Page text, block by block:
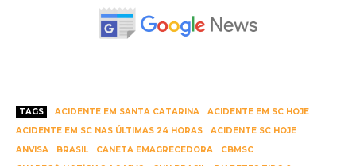
TAGS ACIDENTE EM SANTA CATARINA
ACIDENTE EM SC HOJE
ACIDENTE EM SC NAS ÚLTIMAS 24 HORAS
ACIDENTE SC HOJE
ANVISA
BRASIL CANETA EMAGRECEDORA
CBMSC